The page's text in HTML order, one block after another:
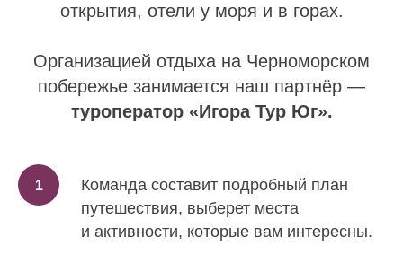
открытия, отели у моря и в горах.
Организацией отдыха на Черноморском
побережье занимается наш партнёр —
туроператор «Игора Тур Юг».
Команда составит подробный план
путешествия, выберет места
и активности, которые вам интересны.